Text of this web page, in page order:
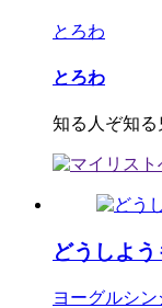
とろわ
とろわ
知る人ぞ知る
どうしよ
ヨーグルシン